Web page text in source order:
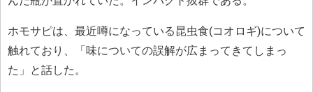
ホモサピは、最近噂になっている昆虫食(コオロギ)について
触れており、「味についての誤解が広まってきてしまっ
た」と話した。